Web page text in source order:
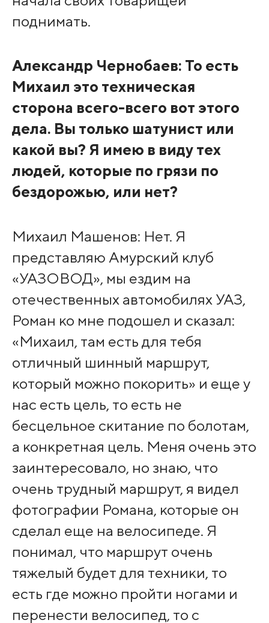
поднимать.
Александр Чернобаев: То есть
Михаил это техническая
сторона всего-всего вот этого
дела. Вы только шатунист или
какой вы? Я имею в виду тех
людей, которые по грязи по
бездорожью, или нет?
Михаил Машенов: Нет. Я
представляю Амурский клуб
«УАЗОВОД», мы ездим на
отечественных автомобилях УАЗ,
Роман ко мне подошел и сказал:
«Михаил, там есть для тебя
отличный шинный маршрут,
который можно покорить» и еще у
нас есть цель, то есть не
бесцельное скитание по болотам,
а конкретная цель. Меня очень это
заинтересовало, но знаю, что
очень трудный маршрут, я видел
фотографии Романа, которые он
сделал еще на велосипеде. Я
понимал, что маршрут очень
тяжелый будет для техники, то
есть где можно пройти ногами и
перенести велосипед, то с